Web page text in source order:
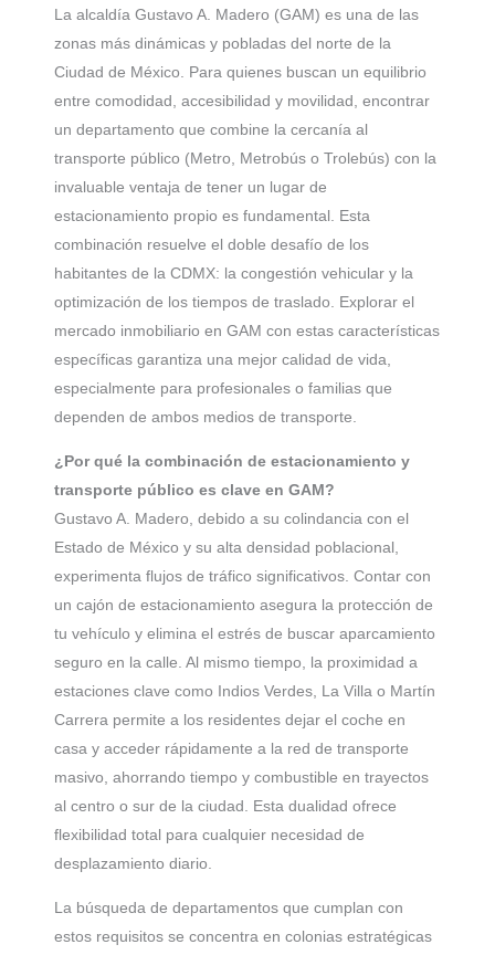
La alcaldía Gustavo A. Madero (GAM) es una de las
zonas más dinámicas y pobladas del norte de la
Ciudad de México. Para quienes buscan un equilibrio
entre comodidad, accesibilidad y movilidad, encontrar
un departamento que combine la cercanía al
transporte público (Metro, Metrobús o Trolebús) con la
invaluable ventaja de tener un lugar de
estacionamiento propio es fundamental. Esta
combinación resuelve el doble desafío de los
habitantes de la CDMX: la congestión vehicular y la
optimización de los tiempos de traslado. Explorar el
mercado inmobiliario en GAM con estas características
específicas garantiza una mejor calidad de vida,
especialmente para profesionales o familias que
dependen de ambos medios de transporte.
¿Por qué la combinación de estacionamiento y
transporte público es clave en GAM?
Gustavo A. Madero, debido a su colindancia con el
Estado de México y su alta densidad poblacional,
experimenta flujos de tráfico significativos. Contar con
un cajón de estacionamiento asegura la protección de
tu vehículo y elimina el estrés de buscar aparcamiento
seguro en la calle. Al mismo tiempo, la proximidad a
estaciones clave como Indios Verdes, La Villa o Martín
Carrera permite a los residentes dejar el coche en
casa y acceder rápidamente a la red de transporte
masivo, ahorrando tiempo y combustible en trayectos
al centro o sur de la ciudad. Esta dualidad ofrece
flexibilidad total para cualquier necesidad de
desplazamiento diario.
La búsqueda de departamentos que cumplan con
estos requisitos se concentra en colonias estratégicas